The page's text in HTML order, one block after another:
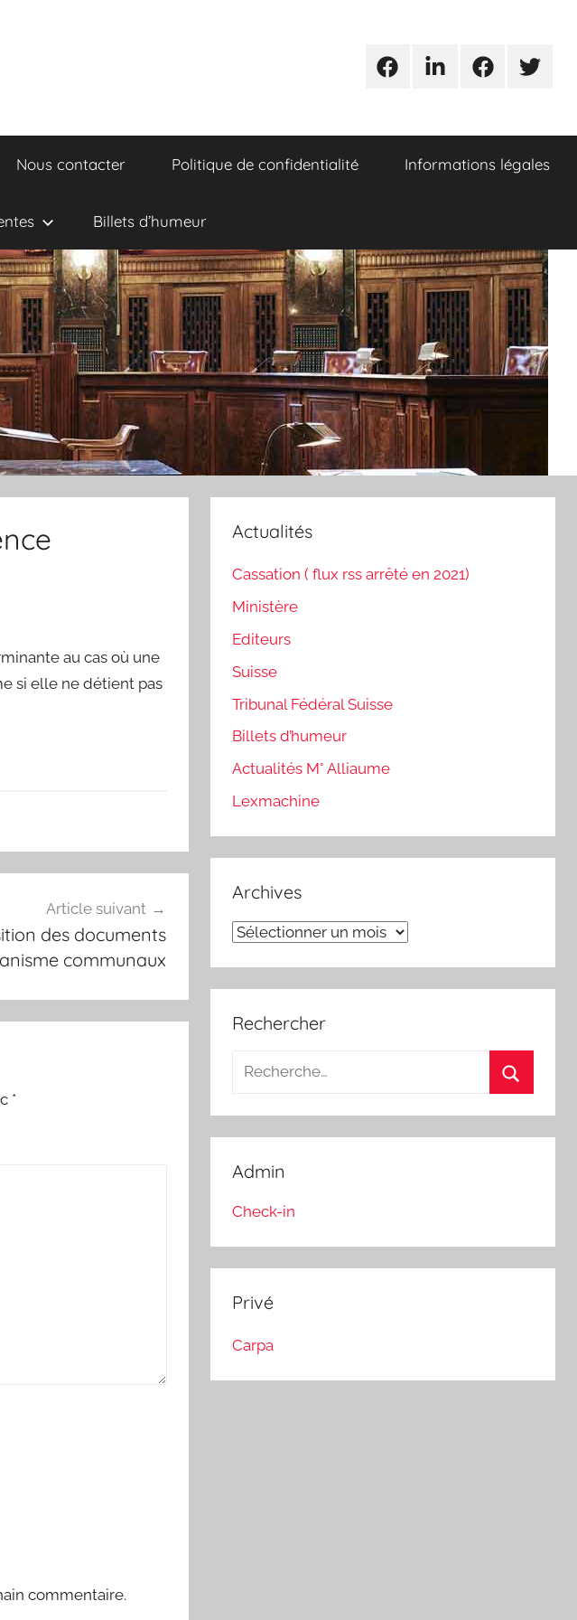
UrgencesLinkedinFacebookTwitter
Nous contacter Politique de confidentialité Informations légales
Billets d’humeur
au cas où une
si elle ne détient pas
Article suivant
des documents
communaux
*
commentaire.
Actualités
Cassation ( flux rss arrêté en 2021)
Ministère
Editeurs
Suisse
Tribunal Fédéral Suisse
Billets d’humeur
Actualités M° Alliaume
Lexmachine
Archives
Archives
Rechercher
Recherche
:
Admin
Check-in
Privé
Carpa